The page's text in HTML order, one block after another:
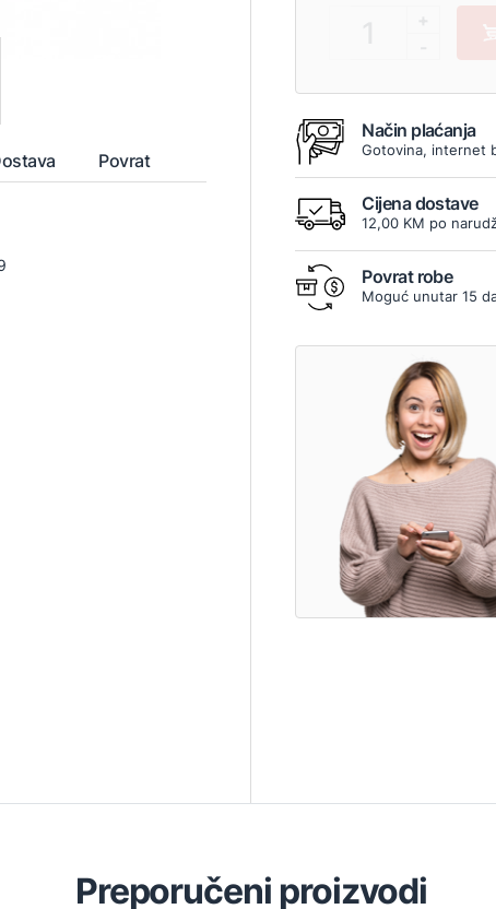
Povrat
Način plaćanja
Gotovina, internet
Cijena dostave
12,00 KM po
Povrat robe
Moguć unutar 15
Preporučeni proizvodi